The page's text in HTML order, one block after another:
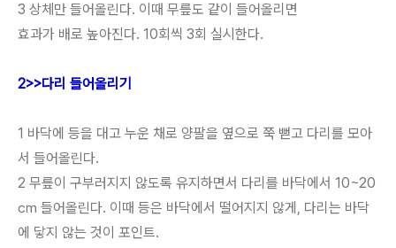
3 상체만 들어올린다. 이때 무릎도 같이 들어올리면
효과가 배로 높아진다. 10회씩 3회 실시한다.
2>>다리 들어올리기
1 바닥에 등을 대고 누운 채로 양팔을 옆으로 쭉 뻗고 다리를 모아
서 들어올린다.
2 무릎이 구부러지지 않도록 유지하면서 다리를 바닥에서 10~20
㎝ 들어올린다. 이때 등은 바닥에서 떨어지지 않게, 다리는 바닥
에 닿지 않는 것이 포인트.